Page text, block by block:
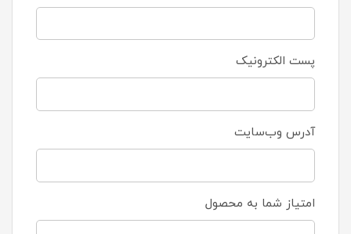
پست الکترونیک
آدرس وب‌سایت
امتیاز شما به محصول